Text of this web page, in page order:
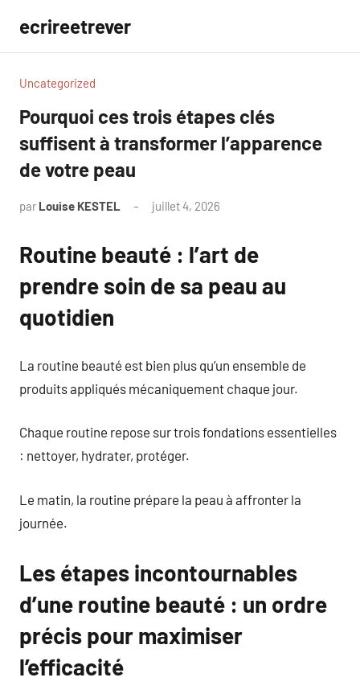
contenu
ecrireetrever
Uncategorized
Pourquoi ces trois étapes clés
suffisent à transformer l’apparence
de votre peau
par Louise KESTEL juillet 4, 2026
Routine beauté : l’art de
prendre soin de sa peau au
quotidien
La routine beauté est bien plus qu’un ensemble de
produits appliqués mécaniquement chaque jour.
Chaque routine repose sur trois fondations essentielles
: nettoyer, hydrater, protéger.
Le matin, la routine prépare la peau à affronter la
journée.
Les étapes incontournables
d’une routine beauté : un ordre
précis pour maximiser
l’efficacité